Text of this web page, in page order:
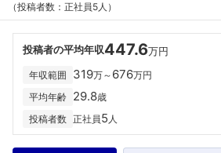
（投稿者数：正社員5人）
投稿者の平均年収447.6万円
年収範囲 319万～ 676万円
平均年齢 29.8歳
投稿者数 正社員5 人